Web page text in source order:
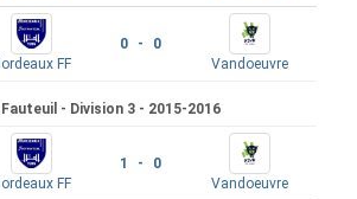
FF
0 - 0
Vandoeuvre
- Division 3 - 2015-2016
FF
1 - 0
Vandoeuvre